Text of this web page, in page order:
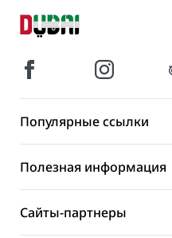
Популярные ссылки
Полезная информация
Сайты-партнеры